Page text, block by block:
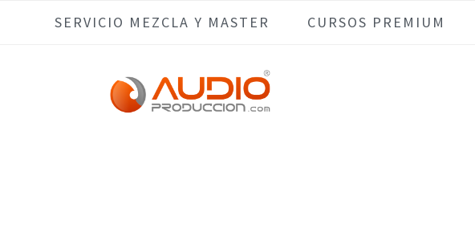
SERVICIO MEZCLA Y MASTER CURSOS PREMIUM